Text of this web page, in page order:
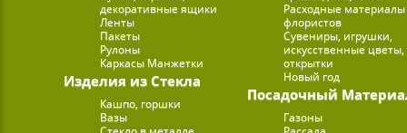
декоративные ящики
Ленты
Пакеты
Рулоны
Каркасы Манжетки
Изделия из Стекла
Кашпо, горшки
Вазы
Расходные
флористов
Сувениры, игрушки,
искусственные цветы,
открытки
Новый год
Посадочный
Газоны